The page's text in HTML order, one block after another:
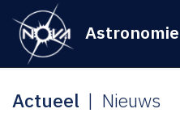
Astronomie
Actueel Nieuws